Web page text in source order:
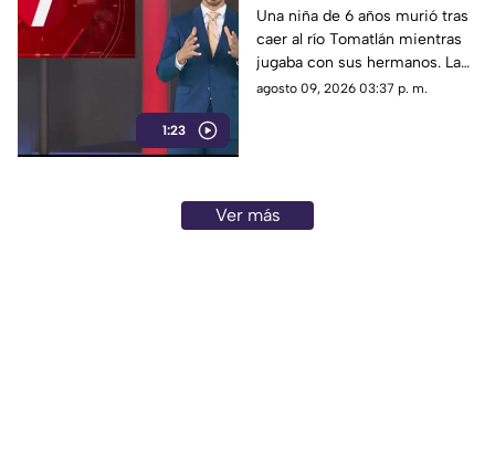
1:23
la corriente del río
Tomatlán
Una niña de 6 años murió tras
caer al río Tomatlán mientras
jugaba con sus hermanos. La
corriente la arrastró y provocó
agosto 09, 2026 03:37 p. m.
Ver más